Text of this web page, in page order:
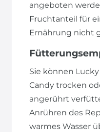
angeboten
Fruchtanteil für
Ernährung nicht
Sie können
Candy trocken
angerührt
Anrühren des
warmes Wasser